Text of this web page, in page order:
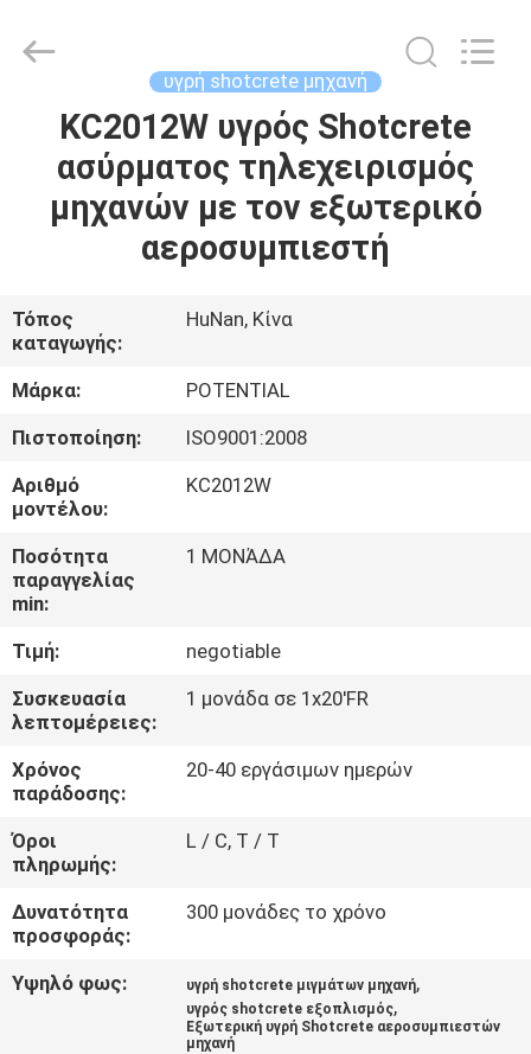
ΣΠΊΤΙ
ΠΡΟΪΌΝΤΑ
ΕΜΕΊΣ
ΓΎΡΟΣ
ΕΡΓΟΣΤΑΣΊΩΝ
ΠΟΙΟΤΙΚΌΣ
ΈΛΕΓΧΟΣ
ΕΛΆΤΕ
ΣΕ
ΕΠΑΦΉ
ΜΕ
ΕΙΔΉΣΕΙΣ
ΖΗΤΉΣΤΕ
ΈΝΑ
ΑΠΌΣΠΑΣΜΑ
Equipments
Incorporated
υγρή shotcrete μηχανή
KC2012W υγρός Shotcrete
ασύρματος τηλεχειρισμός
μηχανών με τον εξωτερικό
αεροσυμπιεστή
Τόπος
καταγωγής:
HuNan, Κίνα
Μάρκα:
POTENTIAL
Πιστοποίηση:
ISO9001:2008
Αριθμό
μοντέλου:
KC2012W
Ποσότητα
παραγγελίας
min:
1 ΜΟΝΆΔΑ
Τιμή:
negotiable
Συσκευασία
λεπτομέρειες:
1 μονάδα σε 1x20'FR
Χρόνος
παράδοσης:
20-40 εργάσιμων ημερών
Όροι
πληρωμής:
L / C, T / T
Δυνατότητα
προσφοράς:
300 μονάδες το χρόνο
Υψηλό φως: υγρή shotcrete μιγμάτων μηχανή,
υγρός shotcrete εξοπλισμός,
Εξωτερική υγρή Shotcrete αεροσυμπιεστών
μηχανή